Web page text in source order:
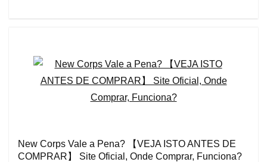
New Corps Vale a Pena? 【VEJA ISTO ANTES DE
COMPRAR】 Site Oficial, Onde Comprar, Funciona?